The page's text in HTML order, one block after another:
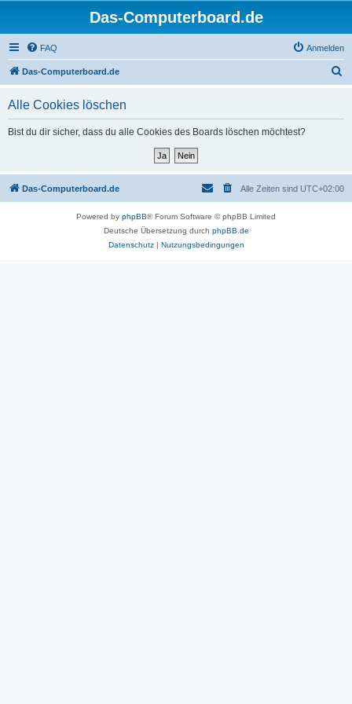
Das-Computerboard.de
FAQ Anmelden
Das-Computerboard.de
Alle Cookies löschen
Bist du dir sicher, dass du alle Cookies des Boards löschen möchtest?
Das-Computerboard.de Alle Zeiten sind UTC+02:00
Powered by phpBB® Forum Software © phpBB Limited
Deutsche Übersetzung durch phpBB.de
Datenschutz| Nutzungsbedingungen